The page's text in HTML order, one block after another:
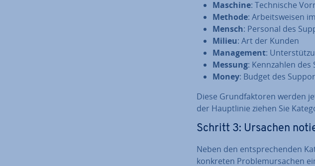
Maschine: Tech­ni­sche
Methode: Ar­beits­wei­sen
Mensch: Personal des
Milieu: Art der Kunden
Ma­nage­ment:
Messung: Kenn­zah­len des
Money: Budget des
Diese Grund­fak­to­ren werden
der Haupt­li­nie ziehen Sie
Schritt 3: Ursachen
Neben den ent­spre­chen­den
konkreten Pro­ble­m­ur­sa­chen